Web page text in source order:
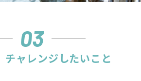
03
チャレンジしたいこと